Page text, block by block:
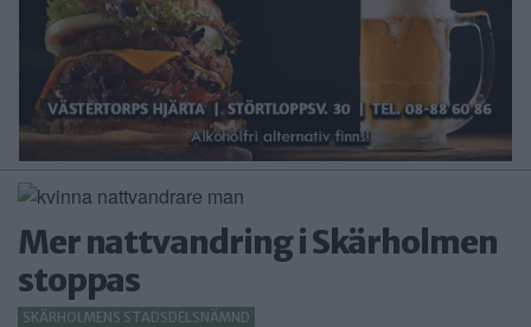
PRENUMERATION
SPORT
ÅSIKTER
KALENDER
KONTAKT
SAMARBETEN
Mer nattvandring i Skärholmen
stoppas
SKÄRHOLMENS STADSDELSNÄMND